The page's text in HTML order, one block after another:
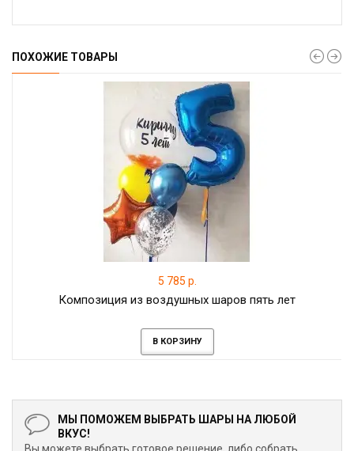
ПОХОЖИЕ ТОВАРЫ
5 785 р.
Композиция из воздушных шаров пять лет
В КОРЗИНУ
МЫ ПОМОЖЕМ ВЫБРАТЬ ШАРЫ НА ЛЮБОЙ
ВКУС!